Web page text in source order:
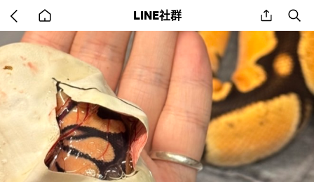
back
to
home
LINE社群 share